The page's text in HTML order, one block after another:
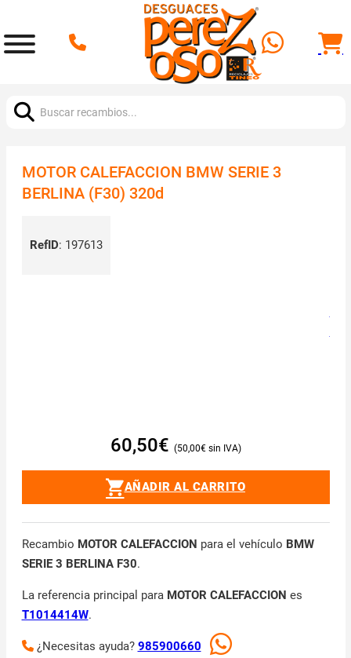
MOTOR CALEFACCION BMW SERIE 3
BERLINA (F30) 320d
RefID: 197613
60,50€ 50,00€
AÑADIR AL CARRITO
Recambio MOTOR CALEFACCION para el vehículo BMW
SERIE 3 BERLINA F30.
La referencia principal para MOTOR CALEFACCION es
T1014414W.
¿Necesitas ayuda? 985900660